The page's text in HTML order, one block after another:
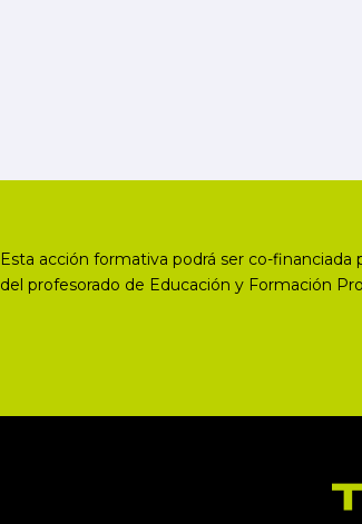
Esta acción formativa podrá ser co-
del profesorado de Educación y Formación